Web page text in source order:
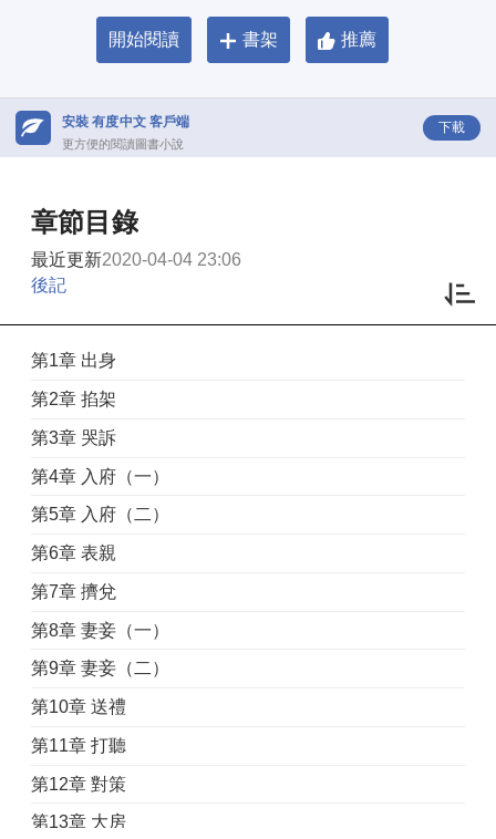
開始閱讀 書架 推薦
安裝 有度中文 客戶端
更方便的閱讀圖書小說
下載
章節目錄
最近更新2020-04-04 23:06
後記
第1章 出身
第2章 掐架
第3章 哭訴
第4章 入府（一）
第5章 入府（二）
第6章 表親
第7章 擠兌
第8章 妻妾（一）
第9章 妻妾（二）
第10章 送禮
第11章 打聽
第12章 對策
第13章 大房